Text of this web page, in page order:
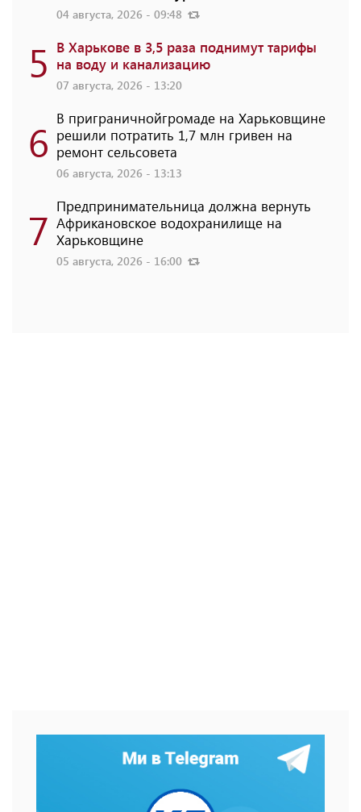
04 августа, 2026 - 09:48
5 В Харькове в 3,5 раза поднимут тарифы
на воду и канализацию
07 августа, 2026 - 13:20
6 В приграничнойгромаде на Харьковщине
решили потратить 1,7 млн ​​гривен на
ремонт сельсовета
06 августа, 2026 - 13:13
7 Предпринимательница должна вернуть
Африкановское водохранилище на
Харьковщине
05 августа, 2026 - 16:00